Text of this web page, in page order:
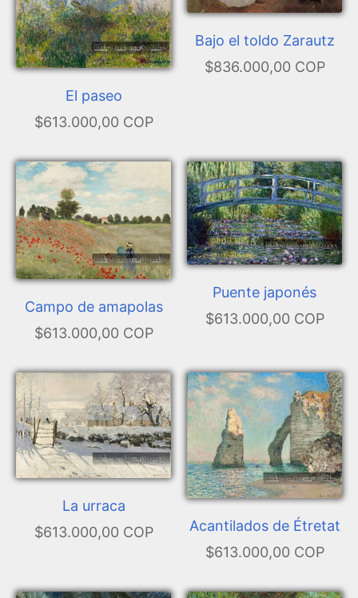
El paseo
$613.000,00 COP
Bajo el toldo Zarautz
$836.000,00 COP
Campo de amapolas
$613.000,00 COP
Puente japonés
$613.000,00 COP
La urraca
$613.000,00 COP
Acantilados de Étretat
$613.000,00 COP